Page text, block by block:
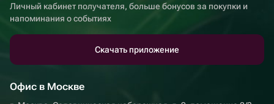
Личный кабинет получателя, больше бонусов за покупки и
напоминания о событиях
Скачать приложение
Офис в Москве